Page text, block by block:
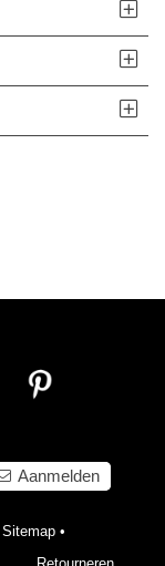
Aanmelden
Sitemap •